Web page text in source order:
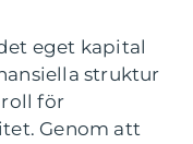
eget kapital
struktur
roll för
Genom att